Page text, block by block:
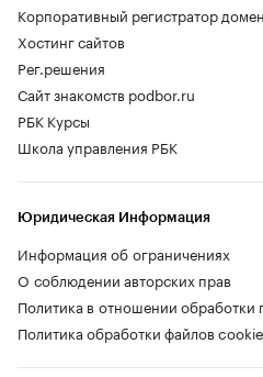
Корпоративный регистратор
Хостинг сайтов
Рег.решения
Сайт знакомств podbor.ru
РБК Курсы
Школа управления РБК
Юридическая Информация
Информация об ограничениях
О соблюдении авторских прав
Политика в отношении обработки
Политика обработки файлов cookie